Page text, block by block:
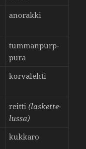
anorakki
tumman­purp­
pura
korva­lehti
reitti(lasket­te­
lussa)
kukkaro